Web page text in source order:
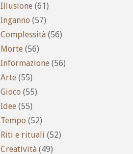
Illusione (61)
Inganno (57)
Complessità (56)
Morte (56)
Informazione (56)
Arte (55)
Gioco (55)
Idee (55)
Tempo (52)
Riti e rituali (52)
Creatività (49)